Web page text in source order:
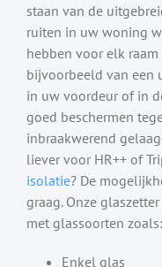
staan van de
ruiten in uw woning
hebben voor elk
bijvoorbeeld van een
in uw voordeur of in
goed beschermen
inbraakwerend
liever voor HR++ of
isolatie? De
graag. Onze
met glassoorten zoals:
Enkel glas